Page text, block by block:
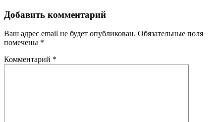
Добавить комментарий
Ваш адрес email не будет опубликован. Обязательные поля
помечены *
Комментарий *